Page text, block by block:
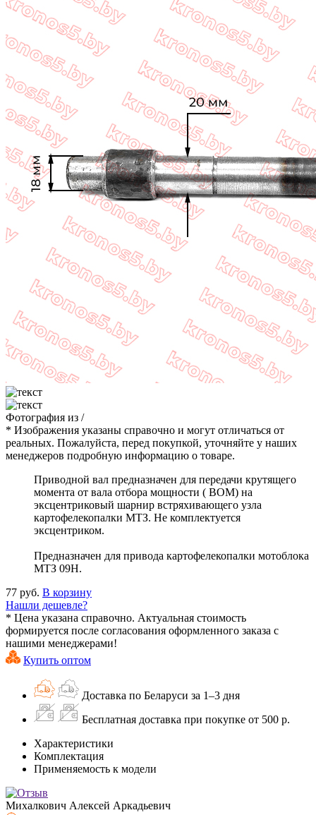
Фотография из /
* Изображения указаны справочно и могут отличаться от
реальных. Пожалуйста, перед покупкой, уточняйте у наших
менеджеров подробную информацию о товаре.
Приводной вал предназначен для передачи крутящего
момента от вала отбора мощности ( ВОМ) на
эксцентриковый шарнир встряхивающего узла
картофелекопалки МТЗ. Не комплектуется
эксцентриком.
Предназначен для привода картофелекопалки мотоблока
МТЗ 09Н.
77 руб. В корзину
Нашли дешевле?
* Цена указана справочно. Актуальная стоимость
формируется после согласования оформленного заказа с
нашими менеджерами!
Купить оптом
Доставка по Беларуси за 1–3 дня
Бесплатная доставка при покупке от 500 р.
Характеристики
Комплектация
Применяемость к модели
Михалкович Алексей Аркадьевич